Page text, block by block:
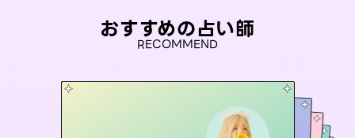
おすすめの占い師
RECOMMEND